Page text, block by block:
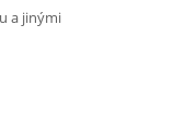
a jinými